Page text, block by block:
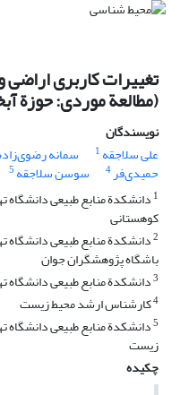
تغییرات کاربری
(مطالعة موردی: حوزة
نویسندگان
علی سلاجقه 1 سمانه
حمیدی‌فر4 سوسن سلاجقه 5
1 دانشکدة منابع طبیعی دانشگاه
کوهستانی
2دانشکدة منابع طبیعی
باشگاه پژوهشگران جوان
3دانشکدة منابع طبیعی دانشگاه
4کارشناس ارشد محیط زیست
5دانشکدة منابع طبیعی
زیست
چکیده